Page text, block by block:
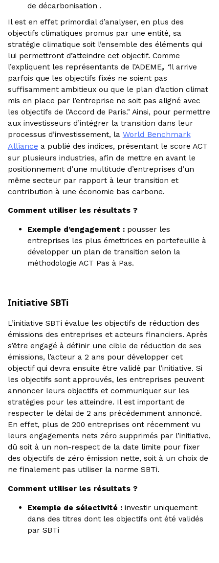
de décarbonisation .
Il est en effet primordial d’analyser, en plus des
objectifs climatiques promus par une entité, sa
stratégie climatique soit l’ensemble des éléments qui
lui permettront d’atteindre cet objectif. Comme
l’expliquent les représentants de l’ADEME, “il arrive
parfois que les objectifs fixés ne soient pas
suffisamment ambitieux ou que le plan d’action climat
mis en place par l’entreprise ne soit pas aligné avec
les objectifs de l’Accord de Paris." Ainsi, pour permettre
aux investisseurs d’intégrer la transition dans leur
processus d’investissement, la World Benchmark
Alliance a publié des indices, présentant le score ACT
sur plusieurs industries, afin de mettre en avant le
positionnement d’une multitude d’entreprises d’un
même secteur par rapport à leur transition et
contribution à une économie bas carbone.
Comment utiliser les résultats ?
Exemple d’engagement : pousser les
entreprises les plus émettrices en portefeuille à
développer un plan de transition selon la
méthodologie ACT Pas à Pas.
Initiative SBTi
L’initiative SBTi évalue les objectifs de réduction des
émissions des entreprises et acteurs financiers. Après
s’être engagé à définir une cible de réduction de ses
émissions, l’acteur a 2 ans pour développer cet
objectif qui devra ensuite être validé par l’initiative. Si
les objectifs sont approuvés, les entreprises peuvent
annoncer leurs objectifs et communiquer sur les
stratégies pour les atteindre. Il est important de
respecter le délai de 2 ans précédemment annoncé.
En effet, plus de 200 entreprises ont récemment vu
leurs engagements nets zéro supprimés par l’initiative,
dû soit à un non-respect de la date limite pour fixer
des objectifs de zéro émission nette, soit à un choix de
ne finalement pas utiliser la norme SBTi.
Comment utiliser les résultats ?
Exemple de sélectivité : investir uniquement
dans des titres dont les objectifs ont été validés
par SBTi